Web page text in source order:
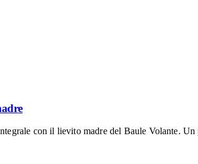
con il lievito madre del Baule Volante. Un